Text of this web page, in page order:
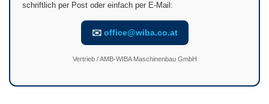
schriftlich per Post oder einfach per E-Mail:
✉️ office@wiba.co.at
Vertrieb / AMB-WIBA Maschinenbau GmbH